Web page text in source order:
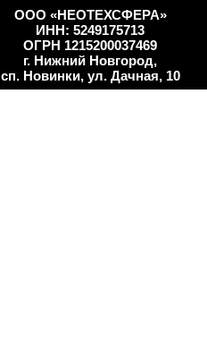
ООО «НЕОТЕХСФЕРА»
ИНН: 5249175713
ОГРН 1215200037469
г. Нижний Новгород,
сп. Новинки, ул. Дачная, 10